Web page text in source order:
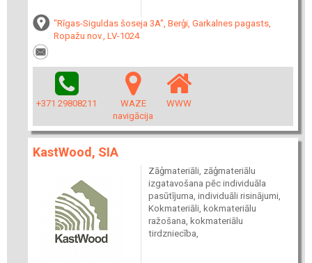
"Rīgas-Siguldas šoseja 3A", Berģi, Garkalnes pagasts,
Ropažu nov., LV-1024
+371 29808211
WAZE
navigācija
WWW
KastWood, SIA
Zāģmateriāli, zāģmateriālu
izgatavošana pēc individuāla
pasūtījuma, individuāli risinājumi,
Kokmateriāli, kokmateriālu
ražošana, kokmateriālu
tirdzniecība,